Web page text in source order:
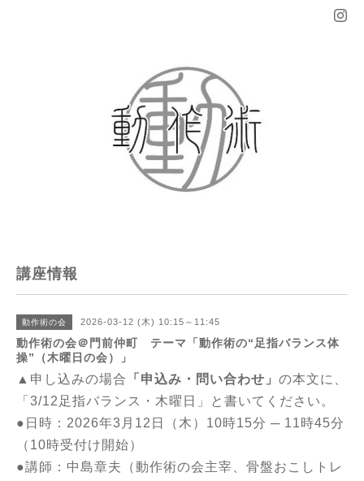
講座情報
動作術の会 2026-03-12 (木) 10:15～11:45
動作術の会＠門前仲町 テーマ「動作術の“足指バランス体
操”（木曜日の会）」
▲申し込みの場合 「申込み・問い合わせ」 の本文に、
「3/12足指バランス・木曜日」と書いてください。
●日時：2026年3月12日（木）10時15分 ─ 11時45分
（10時受付け開始）
●講師：中島章夫（動作術の会主宰、骨盤おこしトレ